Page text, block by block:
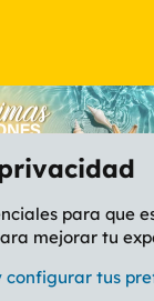
AMARILLO
para que
mejorar tu
configurar tus